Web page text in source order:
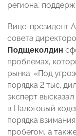
региона,
Вице-президент
совета
Подщеколдин
проблемах,
рынка: «Под
порядка 2 тыс.
эксперт
в Налоговый
порядка
пробегом, а